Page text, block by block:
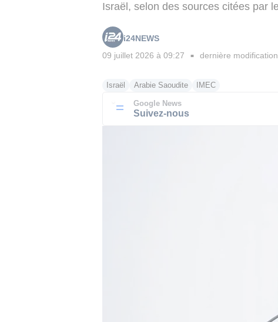
Israël, selon des sources citées par
i24NEWS
09 juillet 2026 à 09:27 ■ dernière modification
Israël Arabie Saoudite IMEC
Google News
Suivez-nous